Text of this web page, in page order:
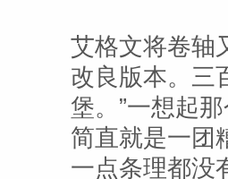
艾格文将卷轴
改良版本。三
堡。”一想起
简直就是一团
一点条理都没